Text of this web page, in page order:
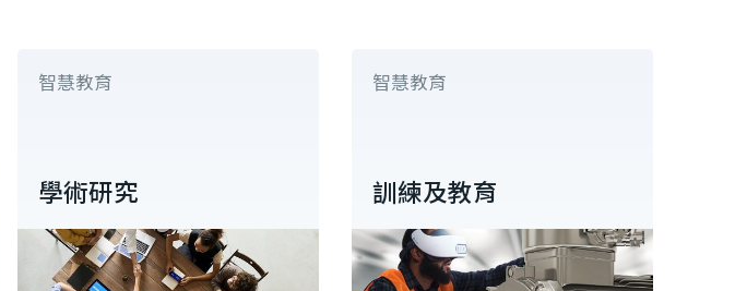
智慧教育
學術研究
智慧教育
訓練及教育